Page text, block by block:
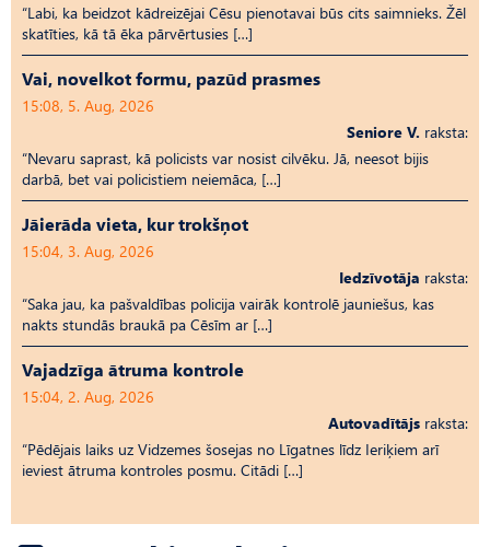
“Labi, ka beidzot kādreizējai Cēsu pienotavai būs cits saimnieks. Žēl
skatīties, kā tā ēka pārvērtusies […]
Vai, novelkot formu, pazūd prasmes
15:08, 5. Aug, 2026
Seniore V. raksta:
“Nevaru saprast, kā policists var nosist cilvēku. Jā, neesot bijis
darbā, bet vai policistiem neiemāca, […]
Jāierāda vieta, kur trokšņot
15:04, 3. Aug, 2026
Iedzīvotāja raksta:
“Saka jau, ka pašvaldības policija vairāk kontrolē jauniešus, kas
nakts stundās braukā pa Cēsīm ar […]
Vajadzīga ātruma kontrole
15:04, 2. Aug, 2026
Autovadītājs raksta:
“Pēdējais laiks uz Vid­ze­mes šosejas no Līgatnes līdz Ieriķiem arī
ieviest ātruma kontroles posmu. Citādi […]